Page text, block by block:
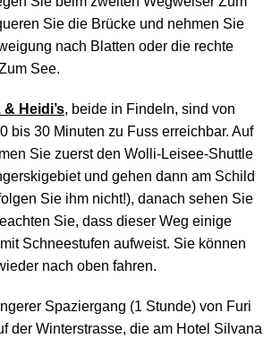
Sie die Brücke und nehmen Sie
nach Blatten oder die rechte
See.
& Heidi’s, beide in Findeln, sind von
bis 30 Minuten zu Fuss erreichbar. Auf
Sie zuerst den Wolli-Leisee-Shuttle
und gehen dann am Schild
Sie ihm nicht!), danach sehen Sie
Sie, dass dieser Weg einige
Schneestufen aufweist. Sie können
nach oben fahren.
Spaziergang (1 Stunde) von Furi
der Winterstrasse, die am Hotel Silvana